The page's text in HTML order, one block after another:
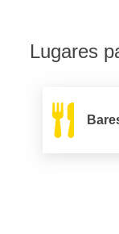
Lugares